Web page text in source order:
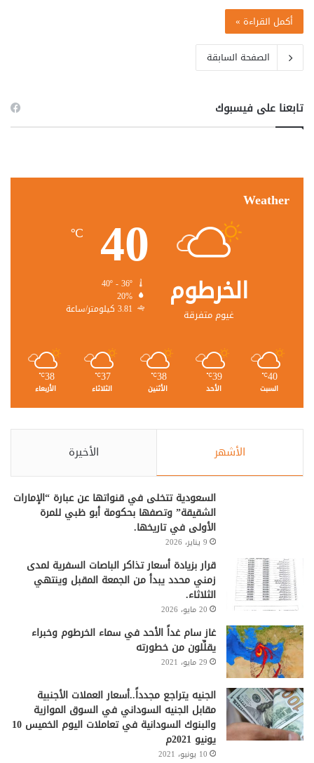
أكمل القراءة »
الصفحة السابقة
تابعنا على فيسبوك
Weather
الخرطوم
غيوم متفرقة
40
℃
20%
3.81 كيلومتر/ساعة
40
℃
السبت
39
℃
الأحد
38
℃
الأثنين
37
℃
الثلاثاء
38
℃
الأربعاء
الأشهر الأخيرة
السعودية تتخلى في قنواتها عن عبارة “الإمارات
الشقيقة” وتصفها بحكومة أبو ظبي للمرة
الأولى في تاريخها.
9 يناير، 2026
قرار بزيادة أسعار تذاكر الباصات السفرية لمدى
زمني محدد يبدأ من الجمعة المقبل وينتهي
الثلاثاء.
20 مايو، 2026
غاز سام غداً الأحد في سماء الخرطوم وخبراء
يقلِّلون من خطورته
29 مايو، 2021
الجنيه يتراجع مجدداً..أسعار العملات الأجنبية
مقابل الجنيه السوداني في السوق الموازية
والبنوك السودانية في تعاملات اليوم الخميس 10
يونيو 2021م
10 يونيو، 2021